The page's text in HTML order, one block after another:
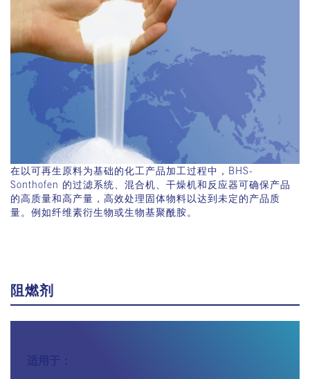
在以可再生原料为基础的化工产品加工过程中， BHS-
Sonthofen 的过滤系统、混合机、干燥机和反应器可确保产品
的高质量和高产量，高效处理固体物料以达到未定的产品质
量。例如纤维素衍生物或生物基聚酰胺。
阻燃剂